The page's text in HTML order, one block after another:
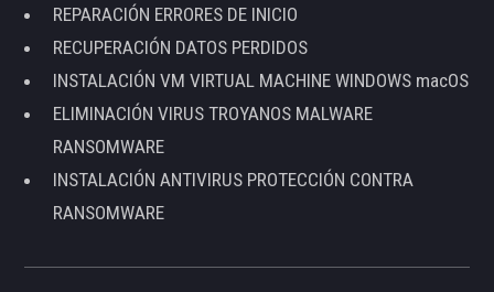
REPARACIÓN ERRORES DE INICIO
RECUPERACIÓN DATOS PERDIDOS
INSTALACIÓN VM VIRTUAL MACHINE WINDOWS macOS
ELIMINACIÓN VIRUS TROYANOS MALWARE
RANSOMWARE
INSTALACIÓN ANTIVIRUS PROTECCIÓN CONTRA
RANSOMWARE